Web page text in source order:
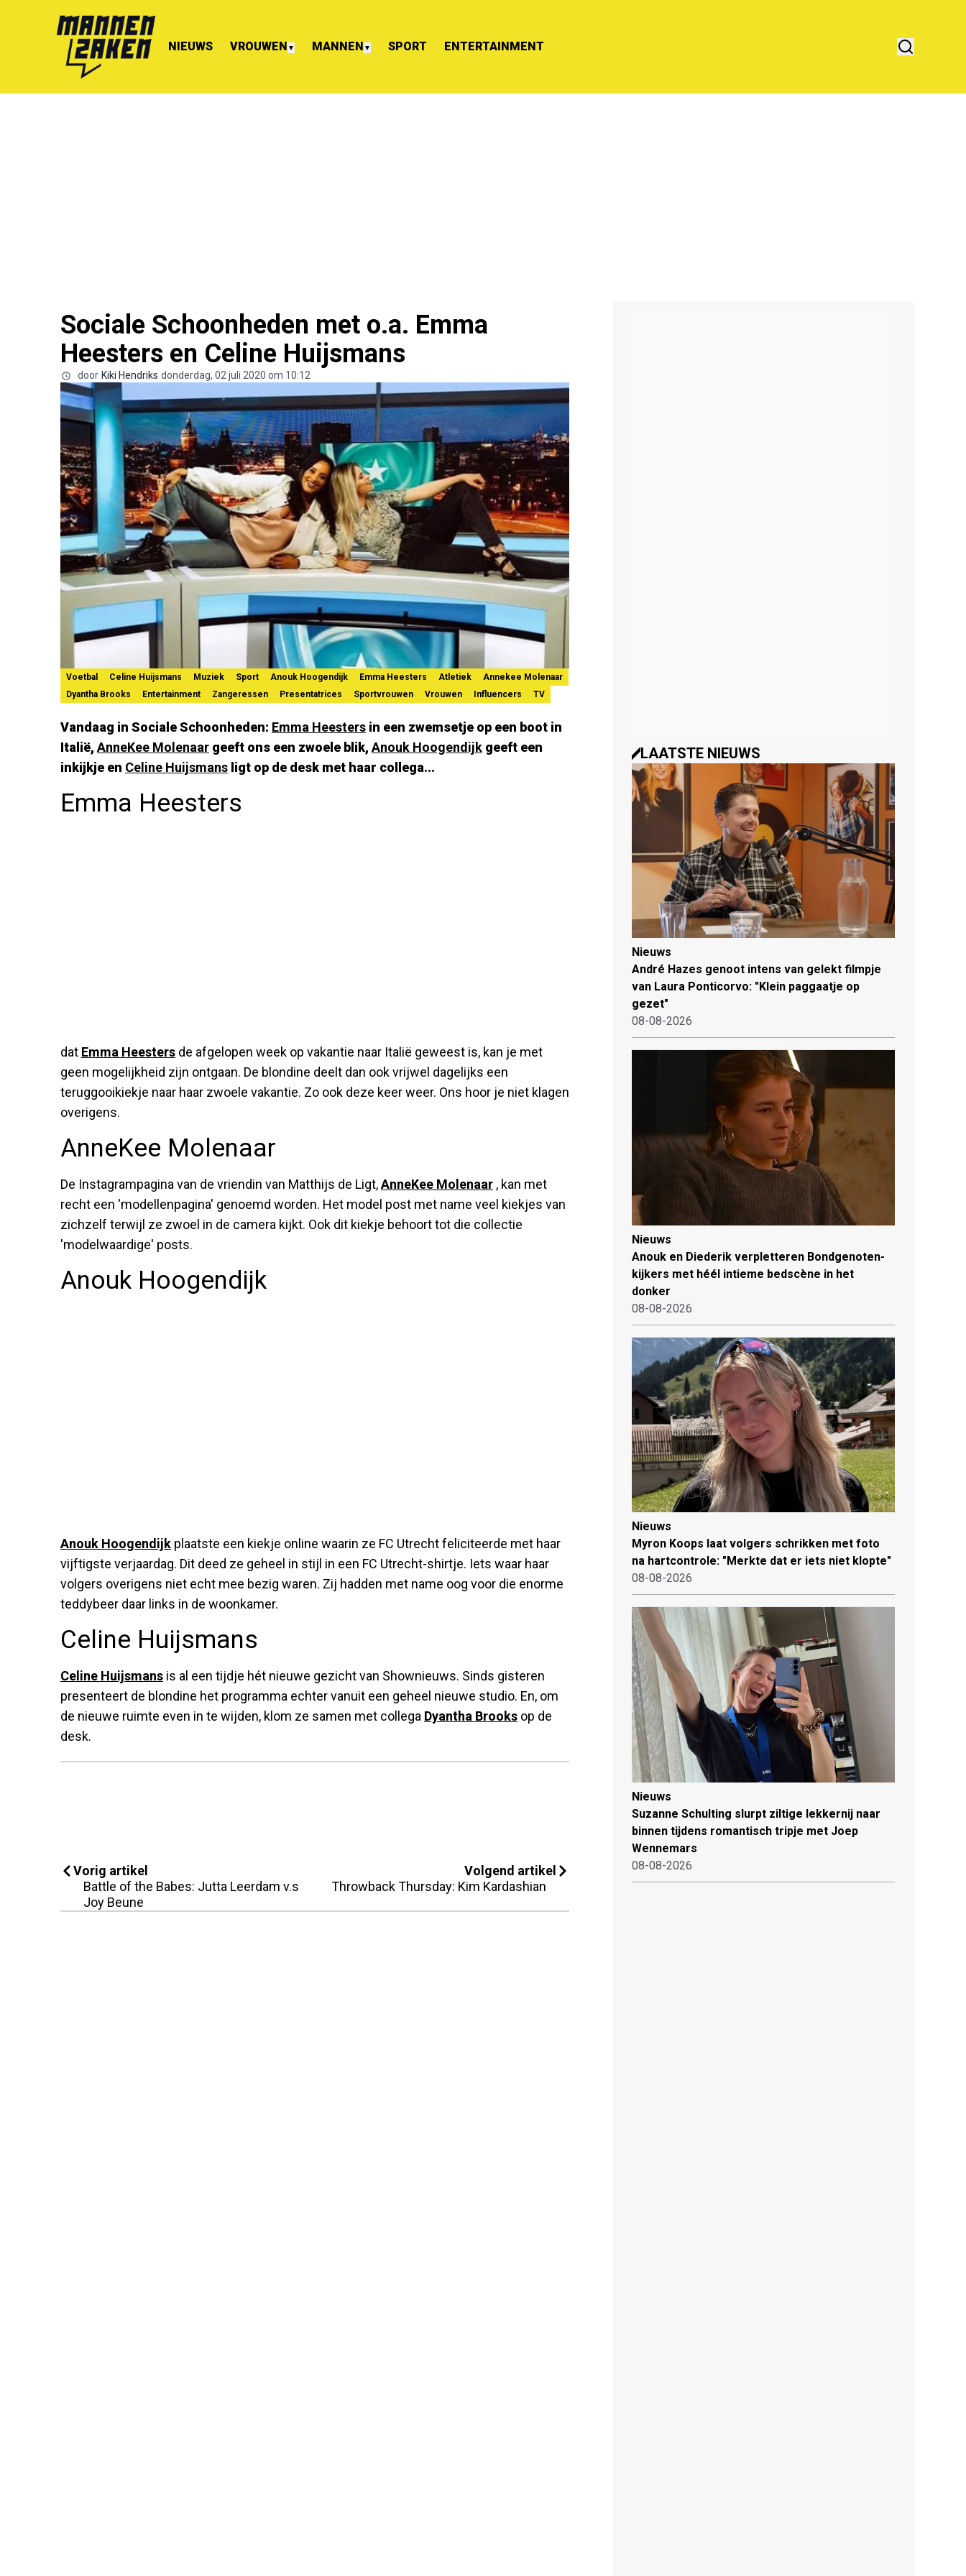
NIEUWS VROUWEN ▼ MANNEN ▼ SPORT ENTERTAINMENT
Sociale Schoonheden met o.a. Emma
Heesters en Celine Huijsmans
door Kiki Hendriks donderdag, 02 juli 2020 om 10:12
Voetbal Celine Huijsmans Muziek Sport Anouk Hoogendijk Emma Heesters Atletiek
Annekee Molenaar
Dyantha Brooks
Entertainment Zangeressen Presentatrices Sportvrouwen Vrouwen Influencers TV
Vandaag in Sociale Schoonheden: Emma Heesters in een zwemsetje op een boot in
Italië, AnneKee Molenaar geeft ons een zwoele blik, Anouk Hoogendijk geeft een
inkijkje en Celine Huijsmans ligt op de desk met haar collega...
Emma Heesters
dat Emma Heesters de afgelopen week op vakantie naar Italië geweest is, kan je met
geen mogelijkheid zijn ontgaan. De blondine deelt dan ook vrijwel dagelijks een
teruggooikiekje naar haar zwoele vakantie. Zo ook deze keer weer. Ons hoor je niet klagen
overigens.
AnneKee Molenaar
De Instagrampagina van de vriendin van Matthijs de Ligt,AnneKee Molenaar , kan met
recht een 'modellenpagina' genoemd worden. Het model post met name veel kiekjes van
zichzelf terwijl ze zwoel in de camera kijkt. Ook dit kiekje behoort tot die collectie
'modelwaardige' posts.
Anouk Hoogendijk
Anouk Hoogendijk plaatste een kiekje online waarin ze FC Utrecht feliciteerde met haar
vijftigste verjaardag. Dit deed ze geheel in stijl in een FC Utrecht-shirtje. Iets waar haar
volgers overigens niet echt mee bezig waren. Zij hadden met name oog voor die enorme
teddybeer daar links in de woonkamer.
Celine Huijsmans
Celine Huijsmans is al een tijdje hét nieuwe gezicht van Shownieuws. Sinds gisteren
presenteert de blondine het programma echter vanuit een geheel nieuwe studio. En, om
de nieuwe ruimte even in te wijden, klom ze samen met collega Dyantha Brooks op de
desk.
Vorig artikel
Battle of the Babes: Jutta Leerdam v.s
Joy Beune
Volgend artikel
Throwback Thursday: Kim Kardashian
LAATSTE NIEUWS
Nieuws
André Hazes genoot intens van gelekt filmpje
van Laura Ponticorvo: "Klein paggaatje op
gezet"
08-08-2026
Nieuws
Anouk en Diederik verpletteren Bondgenoten-
kijkers met héél intieme bedscène in het
donker
08-08-2026
Nieuws
Myron Koops laat volgers schrikken met foto
na hartcontrole: "Merkte dat er iets niet klopte"
08-08-2026
Nieuws
Suzanne Schulting slurpt ziltige lekkernij naar
binnen tijdens romantisch tripje met Joep
Wennemars
08-08-2026